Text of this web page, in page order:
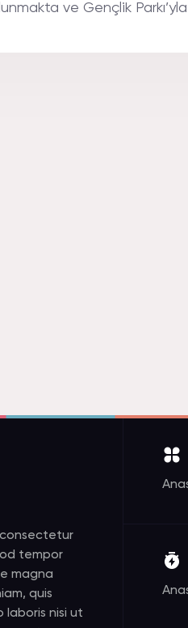
ve Gençlik Parkı’yla
consectetur
tempor
magna
quis
laboris nisi ut